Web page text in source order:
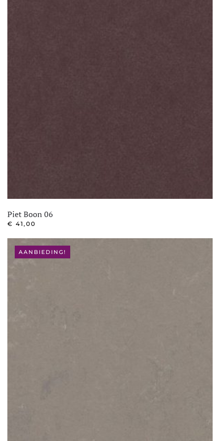
Piet Boon 06
€ 41,00
AANBIEDING!